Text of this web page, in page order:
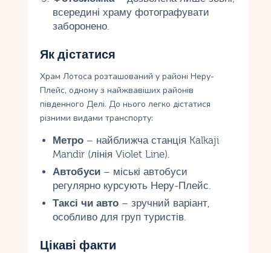
всередині храму фотографувати
заборонено.
Як дістатися
Храм Лотоса розташований у районі Неру-
Плейс, одному з найжвавіших районів
південного Делі. До нього легко дістатися
різними видами транспорту:
Метро– найближча станція Kalkaji
Mandir (лінія Violet Line).
Автобуси– міські автобуси
регулярно курсують Неру-Плейс.
Таксі чи авто– зручний варіант,
особливо для груп туристів.
Цікаві факти